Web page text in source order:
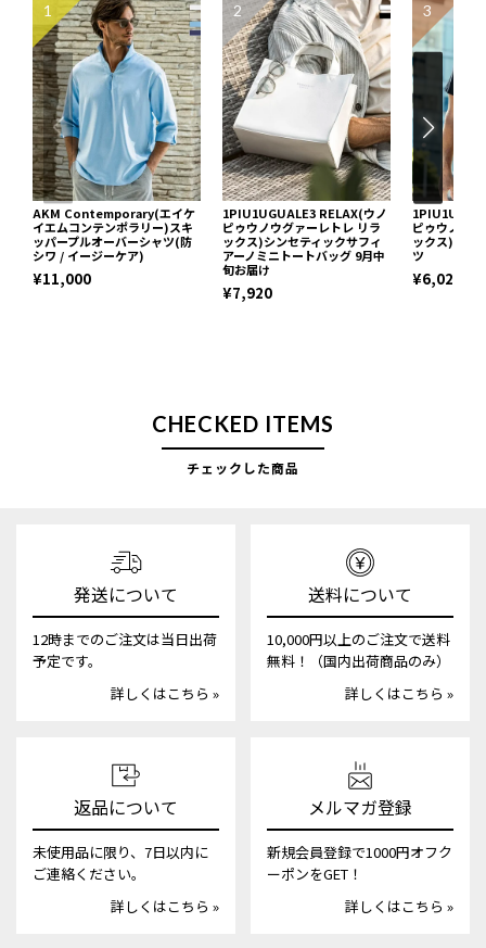
1
AKM Contemporary(エイケ
イエムコンテンポラリー)スキ
ッパープルオーバーシャツ(防
シワ / イージーケア)
¥11,000
2
1PIU1UGUALE3 RELAX(ウノ
ピゥウノウグァーレトレ リラ
ックス)シンセティックサフィ
アーノミニトートバッグ 9月中
旬お届け
¥7,920
3
ピゥウノウ
ックス)ネッ
ツ
¥6,029
CHECKED ITEMS
チェックした商品
発送について
12時までのご注文は当日出荷
予定です。
詳しくはこちら »
送料について
10,000円以上のご注文で送料
無料！（国内出荷商品のみ）
詳しくはこちら »
返品について
未使用品に限り、7日以内に
ご連絡ください。
詳しくはこちら »
メルマガ登録
新規会員登録で1000円オフク
ーポンをGET！
詳しくはこちら »